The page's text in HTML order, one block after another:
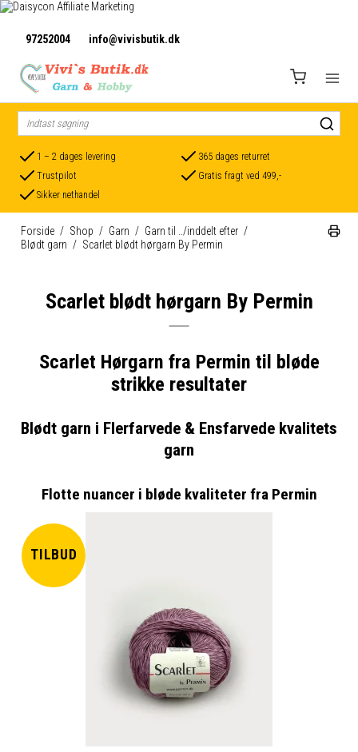
97252004 info@vivisbutik.dk
1 – 2 dages levering
365 dages returret
Trustpilot
Gratis fragt ved 499,-
Sikker nethandel
Forside / Shop / Garn / Garn til ../inddelt efter /
Blødt garn / Scarlet blødt hørgarn By Permin
Scarlet blødt hørgarn By Permin
Scarlet Hørgarn fra Permin til bløde
strikke resultater
Blødt garn i Flerfarvede & Ensfarvede kvalitets
garn
Flotte nuancer i bløde kvaliteter fra Permin
TILBUD